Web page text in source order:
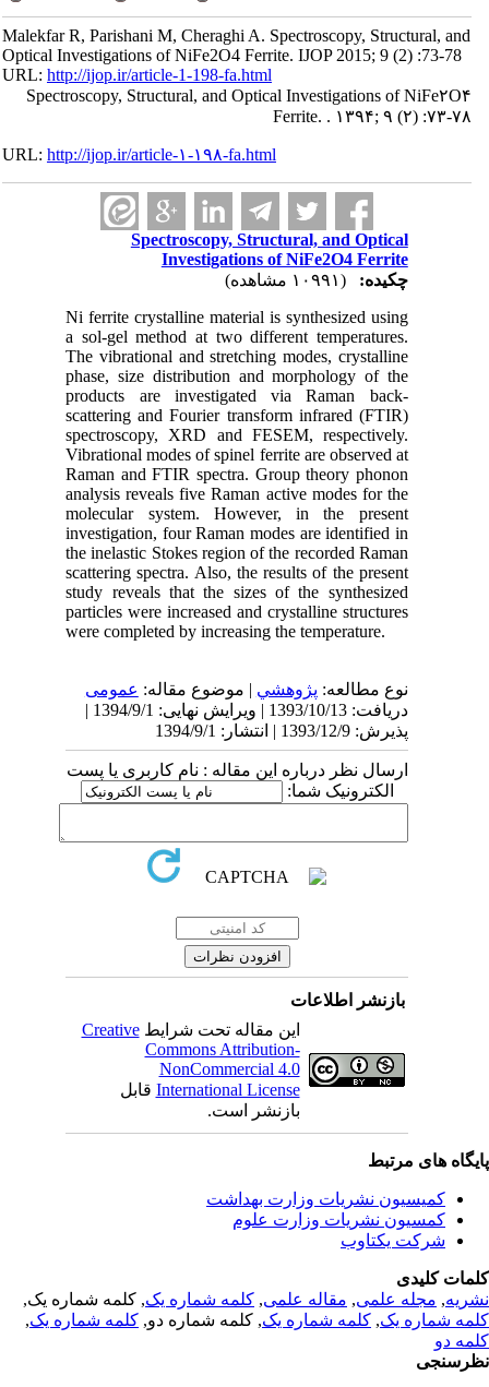
Malekfar R, Parishani M, Cheraghi A. Spectroscopy, Structural, and
Optical Investigations of NiFe2O4 Ferrite. IJOP 2015; 9 (2) :73-78
URL:http://ijop.ir/article-1-198-fa.html
Spectroscopy, Structural, and Optical Investigations of NiFe۲O۴
Ferrite. . ۱۳۹۴; ۹ (۲) :۷۳-۷۸
URL:http://ijop.ir/article-۱-۱۹۸-fa.html
Spectroscopy, Structural, and Optical
Investigations of NiFe2O4 Ferrite
چکیده:
Ni ferrite crystalline material is synthesized using
a sol-gel method at two different temperatures.
The vibrational and stretching modes, crystalline
phase, size distribution and morphology of the
products are investigated via Raman back-
scattering and Fourier transform infrared (FTIR)
spectroscopy, XRD and FESEM, respectively.
Vibrational modes of spinel ferrite are observed at
Raman and FTIR spectra. Group theory phonon
analysis reveals five Raman active modes for the
molecular system. However, in the present
investigation, four Raman modes are identified in
the inelastic Stokes region of the recorded Raman
scattering spectra. Also, the results of the present
study reveals that the sizes of the synthesized
particles were increased and crystalline structures
were completed by increasing the temperature.
نوع مطالعه:پژوهشي| موضوع مقاله:عمومى
دریافت: 1393/10/13 | ویرایش نهایی: 1394/9/1 |
پذیرش: 1393/12/9 | انتشار: 1394/9/1
ارسال نظر درباره این مقاله : نام کاربری یا پست
الکترونیک شما:
بازنشر اطلاعات
این مقاله تحت شرایطCreative
Commons Attribution-
NonCommercial 4.0
International Licenseقابل
بازنشر است.
های مرتبط
کمیسیون نشریات وزارت بهداشت
کمسیون نشریات وزارت علوم
شرکت یکتاوب
کلیدی
,مجله علمی, مقاله علمی, کلمه شماره یک, کلمه شماره یک,
شماره یک,کلمه شماره یک, کلمه شماره دو,کلمه شماره یک,
دو